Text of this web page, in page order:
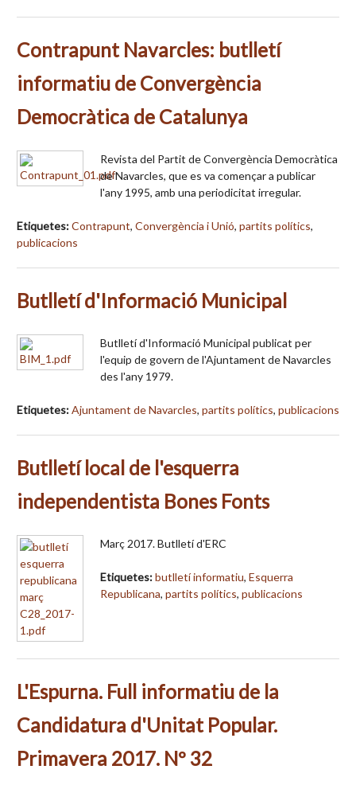
Contrapunt Navarcles: butlletí
informatiu de Convergència
Democràtica de Catalunya
Revista del Partit de Convergència Democràtica
de Navarcles, que es va començar a publicar
l'any 1995, amb una periodicitat irregular.
Etiquetes:Contrapunt, Convergència i Unió, partits polítics,
publicacions
Butlletí d'Informació Municipal
Butlletí d'Informació Municipal publicat per
l'equip de govern de l'Ajuntament de Navarcles
des l'any 1979.
Etiquetes:Ajuntament de Navarcles, partits polítics, publicacions
Butlletí local de l'esquerra
independentista Bones Fonts
Març 2017. Butlletí d'ERC
Etiquetes:butlletí informatiu, Esquerra
Republicana, partits polítics, publicacions
L'Espurna. Full informatiu de la
Candidatura d'Unitat Popular.
Primavera 2017. Nº 32